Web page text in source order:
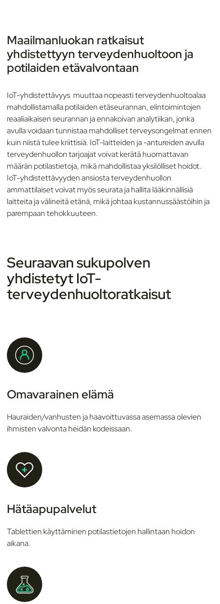
Maailmanluokan ratkaisut
yhdistettyyn terveydenhuoltoon ja
potilaiden etävalvontaan
IoT-yhdistettävyys muuttaa nopeasti terveydenhuoltoalaa
mahdollistamalla potilaiden etäseurannan, elintoimintojen
reaaliaikaisen seurannan ja ennakoivan analytiikan, jonka
avulla voidaan tunnistaa mahdolliset terveysongelmat ennen
kuin niistä tulee kriittisiä. IoT-laitteiden ja -antureiden avulla
terveydenhuollon tarjoajat voivat kerätä huomattavan
määrän potilastietoja, mikä mahdollistaa yksilölliset hoidot.
IoT-yhdistettävyyden ansiosta terveydenhuollon
ammattilaiset voivat myös seurata ja hallita lääkinnällisiä
laitteita ja välineitä etänä, mikä johtaa kustannussäästöihin ja
parempaan tehokkuuteen.
Seuraavan sukupolven
yhdistetyt IoT-
terveydenhuoltoratkaisut
Omavarainen elämä
Hauraiden/vanhusten ja haavoittuvassa asemassa olevien
ihmisten valvonta heidän kodeissaan.
Hätäapupalvelut
Tablettien käyttäminen potilastietojen hallintaan hoidon
aikana.